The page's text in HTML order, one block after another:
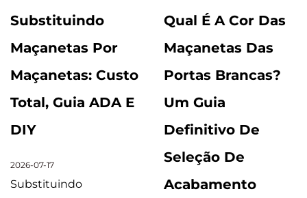
Substituindo
Maçanetas Por
Maçanetas: Custo
Total, Guia ADA E
DIY
2026-07-17
Substituindo
Qual É A Cor Das
Maçanetas Das
Portas Brancas?
Um Guia
Definitivo De
Seleção De
Acabamento